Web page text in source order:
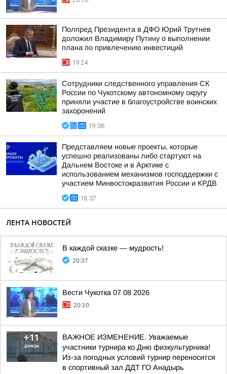
Полпред Президента в ДФО Юрий Трутнев
доложил Владимиру Путину о выполнении
плана по привлечению инвестиций
19:24
Сотрудники следственного управления СК
России по Чукотскому автономному округу
приняли участие в благоустройстве воинских
захоронений
19:06
Представляем новые проекты, которые
успешно реализованы либо стартуют на
Дальнем Востоке и в Арктике с
использованием механизмов господдержки с
участием Минвостокразвития России и КРДВ
18:37
ЛЕНТА НОВОСТЕЙ
В каждой сказке — мудрость!
20:37
Вести Чукотка 07 08 2026
20:10
ВАЖНОЕ ИЗМЕНЕНИЕ. Уважаемые
участники турнира ко Дню физкультурника!
Из-за погодных условий турнир переносится
в спортивный зал ДДТ ГО Анадырь